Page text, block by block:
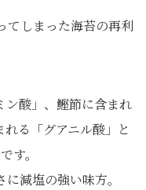
てしまった海苔の再利
ン酸」、鰹節に含まれ
る「グアニル酸」と
す。
減塩の強い味方。